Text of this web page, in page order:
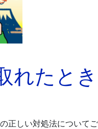
れたとき
正しい対処法についてご